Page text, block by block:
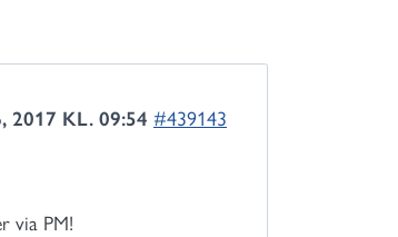
2017 KL. 09:54 #439143
via PM!